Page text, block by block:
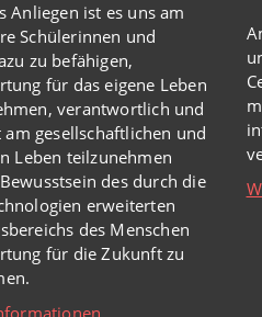
Anliegen ist es uns am
Schülerinnen und
zu befähigen,
für das eigene Leben
verantwortlich und
gesellschaftlichen und
Leben teilzunehmen
des durch die
erweiterten
des Menschen
für die Zukunft zu